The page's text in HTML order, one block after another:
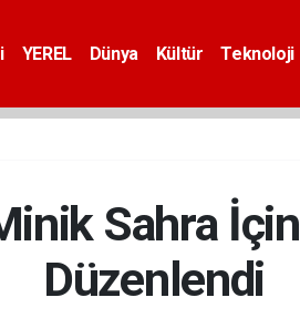
YEREL Dünya Kültür Teknoloji
Sahra
Düzenlendi